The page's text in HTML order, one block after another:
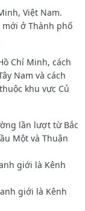
Việt Nam.
ở Thành phố
Chí Minh, cách
Nam và cách
khu vực Củ
lần lượt từ Bắc
Một và Thuận
giới là Kênh
giới là Kênh